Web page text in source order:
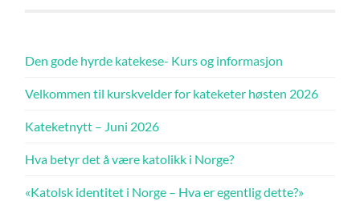
Den gode hyrde katekese- Kurs og informasjon
Velkommen til kurskvelder for kateketer høsten 2026
Kateketnytt – Juni 2026
Hva betyr det å være katolikk i Norge?
«Katolsk identitet i Norge – Hva er egentlig dette?»